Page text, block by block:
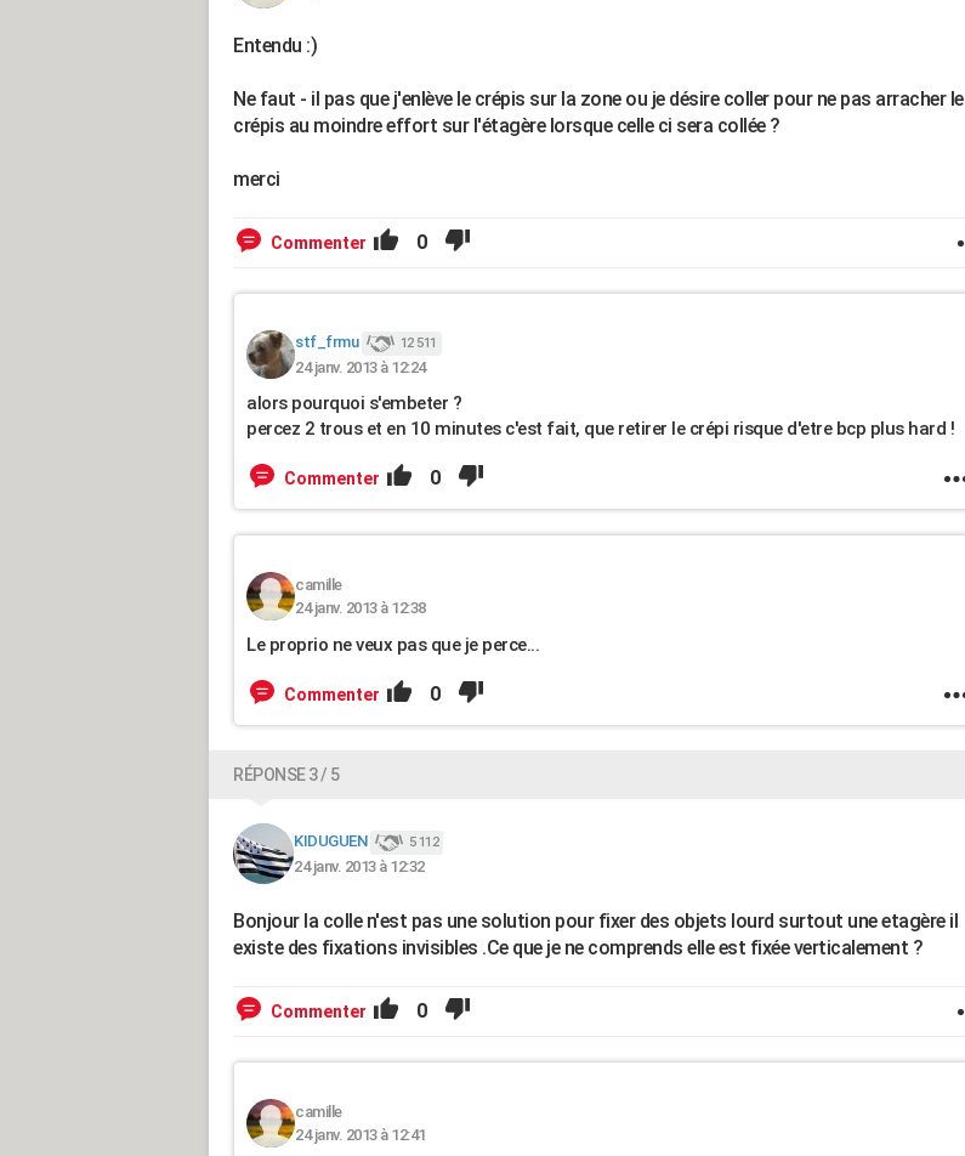
Entendu :)
Ne faut - il pas que j'enlève le crépis sur la zone ou je désire coller pour ne pas arracher le
crépis au moindre effort sur l'étagère lorsque celle ci sera collée ?
merci
Commenter 0
stf_frmu 12 511
24 janv. 2013 à 12:24
alors pourquoi s'embeter ?
percez 2 trous et en 10 minutes c'est fait, que retirer le crépi risque d'etre bcp plus hard !
Commenter 0
camille
24 janv. 2013 à 12:38
Le proprio ne veux pas que je perce...
Commenter 0
RÉPONSE 3 / 5
KIDUGUEN 5 112
24 janv. 2013 à 12:32
Bonjour la colle n'est pas une solution pour fixer des objets lourd surtout une etagère il
existe des fixations invisibles .Ce que je ne comprends elle est fixée verticalement ?
Commenter 0
camille
24 janv. 2013 à 12:41